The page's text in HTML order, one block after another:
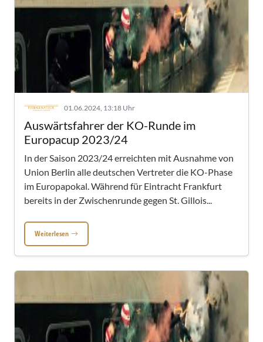
01.06.2024, 13:18 Uhr
Auswärtsfahrer der KO-Runde im
Europacup 2023/24
In der Saison 2023/24 erreichten mit Ausnahme von
Union Berlin alle deutschen Vertreter die KO-Phase
im Europapokal. Während für Eintracht Frankfurt
bereits in der Zwischenrunde gegen St. Gillois...
Weiterlesen